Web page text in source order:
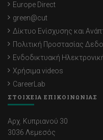
Europe Direct
green@cut
Δίκτυο Ενίσχυσης και
Πολιτική Προστασίας
Ενδοδικτυακή
Χρήσιμα videos
CareerLab
ΣΤΟΙΧΕΙΑ ΕΠΙΚΟΙΝΩΝΙΑΣ
Αρχ. Κυπριανού 30
3036 Λεμεσός